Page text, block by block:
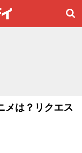
メは？リクエス